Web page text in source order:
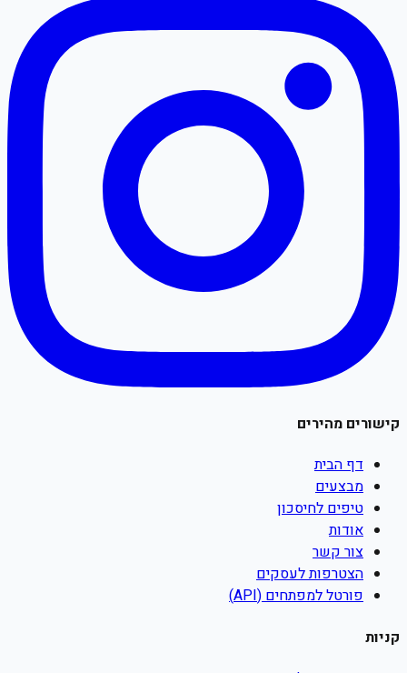
קישורים מהירים
דף הבית
מבצעים
טיפים לחיסכון
אודות
צור קשר
הצטרפות לעסקים
פורטל למפתחים (API)
קניות